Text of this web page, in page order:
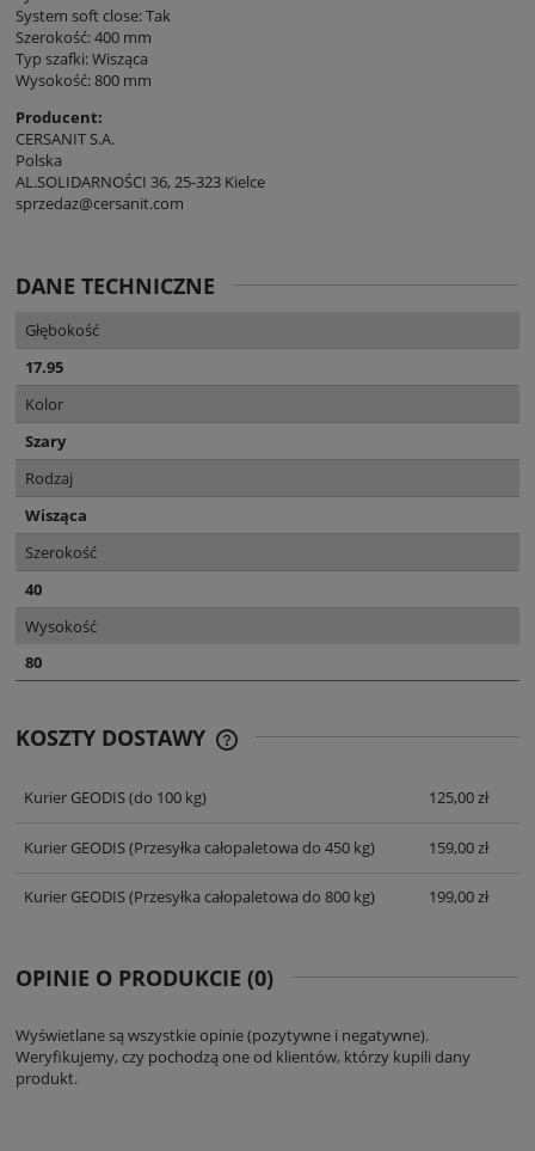
System soft close: Tak
Szerokość: 400 mm
Typ szafki: Wisząca
Wysokość: 800 mm
Producent:
CERSANIT S.A.
Polska
AL.SOLIDARNOŚCI 36, 25-323 Kielce
sprzedaz@cersanit.com
DANE TECHNICZNE
Głębokość
17.95
Kolor
Szary
Rodzaj
Wisząca
Szerokość
40
Wysokość
80
KOSZTY DOSTAWY
Kurier GEODIS(do 100 kg) 125,00 zł
Kurier GEODIS(Przesyłka całopaletowa do 450 kg) 159,00 zł
Kurier GEODIS(Przesyłka całopaletowa do 800 kg) 199,00 zł
OPINIE O PRODUKCIE (0)
Wyświetlane są wszystkie opinie (pozytywne i negatywne).
Weryfikujemy, czy pochodzą one od klientów, którzy kupili dany
produkt.